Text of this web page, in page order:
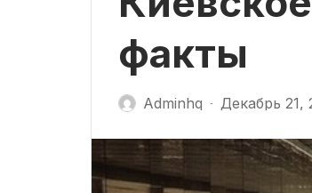
факты
Adminhq - Декабрь 21,